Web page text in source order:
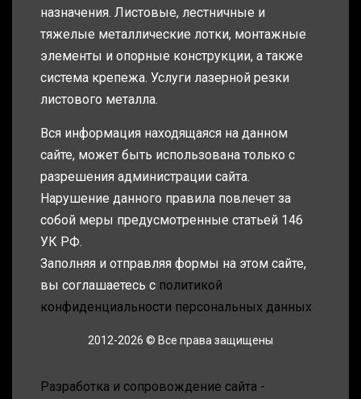
назначения. Листовые, лестничные и
тяжелые металлические лотки, монтажные
элементы и опорные конструкции, а также
система крепежа. Услуги лазерной резки
листового металла.
Вся информация находящаяся на данном
сайте, может быть использована только с
разрешения администрации сайта.
Нарушение данного правила повлечет за
собой меры предусмотренные статьей 146
УК РФ.
Заполняя и отправляя формы на этом сайте,
вы соглашаетесь с политикой
конфиденциальности персональных данных
2012-2026 © Все права защищены
Разработка и сопровождение сайта -